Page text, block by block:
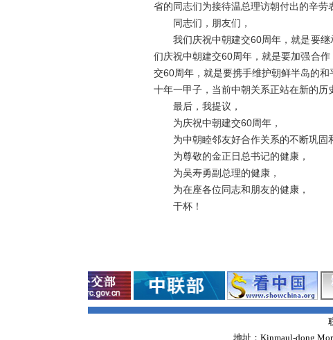
省的同志们为接待温总理访朝付出的辛劳
同志们，朋友们，
我们庆祝中朝建交60周年，就是要继
们庆祝中朝建交60周年，就是要加强合
交60周年，就是要携手维护朝鲜半岛的
十年一甲子，当前中朝关系正站在新的历
最后，我提议，
为庆祝中朝建交60周年，
为中朝睦邻友好合作关系的不断巩固
为尊敬的金正日总书记的健康，
为吴寿勇副总理的健康，
为在座各位同志和朋友的健康，
干杯！
地址：Kinmaul-